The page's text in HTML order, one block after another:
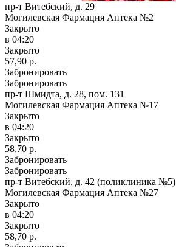
пр-т Витебский, д. 29
Могилевская Фармация Аптека №2
Закрыто
в 04:20
Закрыто
57,90 р.
Забронировать
Забронировать
пр-т Шмидта, д. 28, пом. 131
Могилевская Фармация Аптека №17
Закрыто
в 04:20
Закрыто
58,70 р.
Забронировать
Забронировать
пр-т Витебский, д. 42 (поликлиника №5)
Могилевская Фармация Аптека №27
Закрыто
в 04:20
Закрыто
58,70 р.